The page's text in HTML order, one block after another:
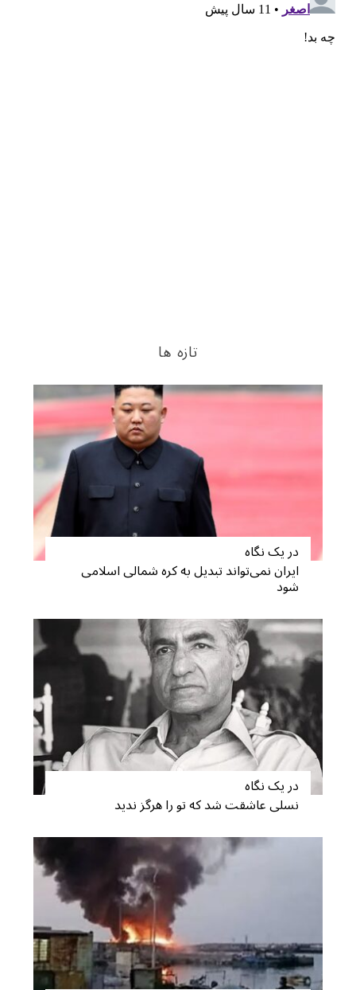
تازه ها
در یک نگاه
ایران نمی‌تواند تبدیل به کره شمالی اسلامی
شود
در یک نگاه
نسلی عاشقت شد که تو را هرگز ندید
S
e
a
: